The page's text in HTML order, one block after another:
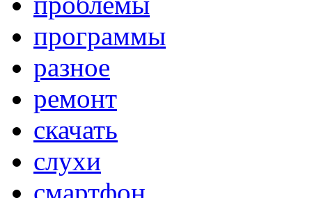
программы
разное
ремонт
скачать
слухи
смартфон